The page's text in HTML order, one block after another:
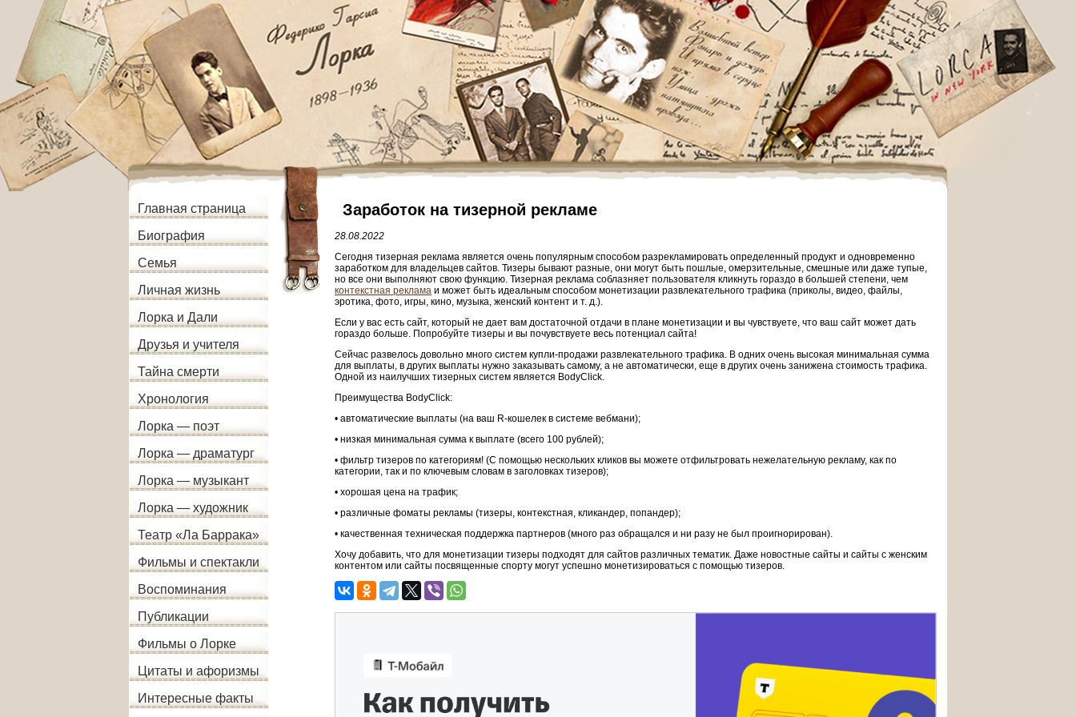
Главная страница
Биография
Семья
Личная жизнь
Лорка и Дали
Друзья и учителя
Тайна смерти
Хронология
Лорка — поэт
Лорка — драматург
Лорка — музыкант
Лорка — художник
Театр «Ла Баррака»
Фильмы и спектакли
Воспоминания
Публикации
Фильмы о Лорке
Цитаты и афоризмы
Интересные факты
Заработок на тизерной рекламе
28.08.2022
Сегодня тизерная реклама является очень популярным способом разрекламировать определенный продукт и одновременно
заработком для владельцев сайтов. Тизеры бывают разные, они могут быть пошлые, омерзительные, смешные или даже тупые,
но все они выполняют свою функцию. Тизерная реклама соблазняет пользователя кликнуть гораздо в большей степени, чем
контекстная реклама и может быть идеальным способом монетизации развлекательного трафика (приколы, видео, файлы,
эротика, фото, игры, кино, музыка, женский контент и т. д.).
Если у вас есть сайт, который не дает вам достаточной отдачи в плане монетизации и вы чувствуете, что ваш сайт может дать
гораздо больше. Попробуйте тизеры и вы почувствуете весь потенциал сайта!
Сейчас развелось довольно много систем купли-продажи развлекательного трафика. В одних очень высокая минимальная сумма
для выплаты, в других выплаты нужно заказывать самому, а не автоматически, еще в других очень занижена стоимость трафика.
Одной из наилучших тизерных систем является BodyClick.
Преимущества BodyClick:
• автоматические выплаты (на ваш R-кошелек в системе вебмани);
• низкая минимальная сумма к выплате (всего 100 рублей);
• фильтр тизеров по категориям! (С помощью нескольких кликов вы можете отфильтровать нежелательную рекламу, как по
категории, так и по ключевым словам в заголовках тизеров);
• хорошая цена на трафик;
• различные фоматы рекламы (тизеры, контекстная, кликандер, попандер);
• качественная техническая поддержка партнеров (много раз обращался и ни разу не был проигнорирован).
Хочу добавить, что для монетизации тизеры подходят для сайтов различных тематик. Даже новостные сайты и сайты с женским
контентом или сайты посвященные спорту могут успешно монетизироваться с помощью тизеров.